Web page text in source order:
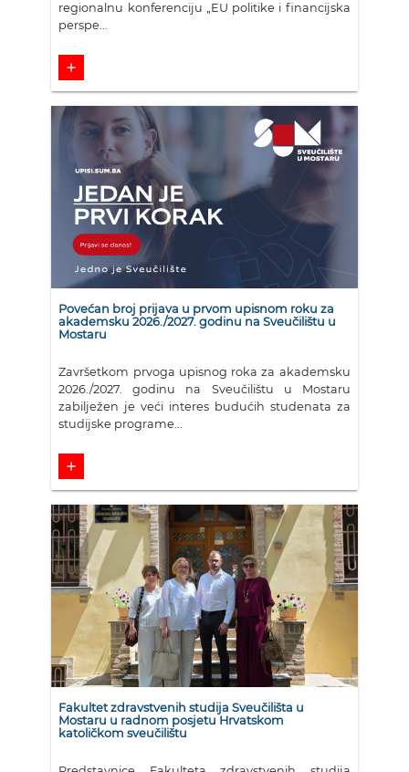
regionalnu konferenciju „EU politike i financijska
perspe...
add
Povećan broj prijava u prvom upisnom roku za
akademsku 2026./2027. godinu na Sveučilištu u
Mostaru
Završetkom prvoga upisnog roka za akademsku
2026./2027. godinu na Sveučilištu u Mostaru
zabilježen je veći interes budućih studenata za
studijske programe...
add
Fakultet zdravstvenih studija Sveučilišta u
Mostaru u radnom posjetu Hrvatskom
katoličkom sveučilištu